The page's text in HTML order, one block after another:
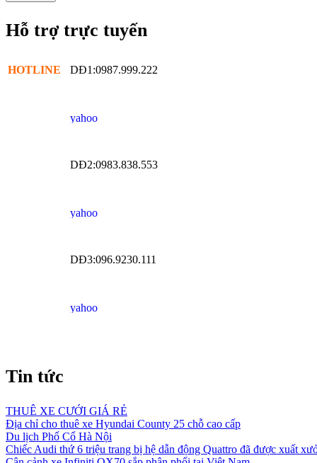
Hỗ trợ trực tuyến
HOTLINE DĐ1:0987.999.222
DĐ2:0983.838.553
DĐ3:096.9230.111
Tin tức
THUÊ XE CƯỚI GIÁ RẺ
Địa chỉ cho thuê xe Hyundai County 25 chỗ cao cấp
Du lịch Phố Cổ Hà Nội
Chiếc Audi thứ 6 triệu trang bị hệ dẫn động Quattro đã được xuất